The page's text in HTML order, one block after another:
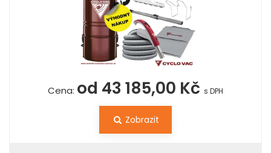
Cena: od 43 185,00 Kč s DPH
Zobrazit